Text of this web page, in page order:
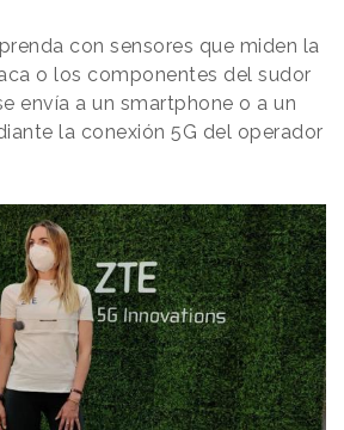
con sensores que miden la
o los componentes del sudor
envía a un smartphone o a un
la conexión 5G del operador